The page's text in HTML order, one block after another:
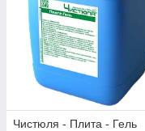
Чистюля - Плита - Гель